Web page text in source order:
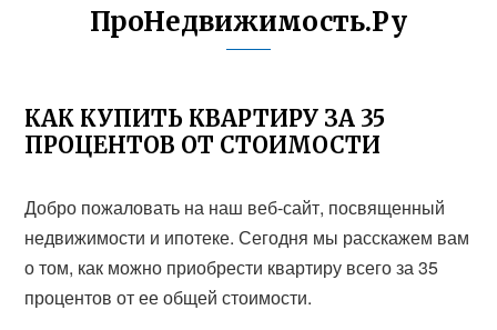
ПроНедвижимость.Ру
КАК КУПИТЬ КВАРТИРУ ЗА 35
ПРОЦЕНТОВ ОТ СТОИМОСТИ
Добро пожаловать на наш веб-сайт, посвященный
недвижимости и ипотеке. Сегодня мы расскажем вам
о том, как можно приобрести квартиру всего за 35
процентов от ее общей стоимости.